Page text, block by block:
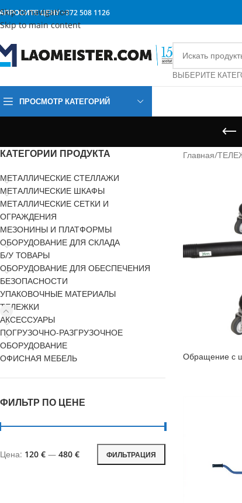
Skip to navigation
Skip to main content
ЦЕНУ+372 508 1126
ПРОСМОТР КАТЕГОРИЙ
КАТЕГОРИИ ПРОДУКТА
МЕТАЛЛИЧЕСКИЕ СТЕЛЛАЖИ
МЕТАЛЛИЧЕСКИЕ ШКАФЫ
МЕТАЛЛИЧЕСКИЕ СЕТКИ И
ОГРАЖДЕНИЯ
МЕЗОНИНЫ И ПЛАТФОРМЫ
ОБОРУДОВАНИЕ ДЛЯ СКЛАДА
Б/У ТОВАРЫ
ОБОРУДОВАНИЕ ДЛЯ ОБЕСПЕЧЕНИЯ
БЕЗОПАСНОСТИ
УПАКОВОЧНЫЕ МАТЕРИАЛЫ
ТЕЛЕЖКИ
АКСЕССУАРЫ
ПОГРУЗОЧНО-РАЗГРУЗОЧНОЕ
ОБОРУДОВАНИЕ
ОФИСНАЯ МЕБЕЛЬ
ФИЛЬТР ПО ЦЕНЕ
ФИЛЬТРАЦИЯ
Цена: 120 € — 480 €
Главная/
Обращение с